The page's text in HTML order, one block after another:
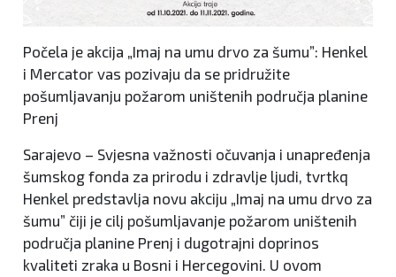
Počela je akcija „Imaj na umu drvo za šumu”: Henkel
i Mercator vas pozivaju da se pridružite
pošumljavanju požarom uništenih područja planine
Prenj
Sarajevo – Svjesna važnosti očuvanja i unapređenja
šumskog fonda za prirodu i zdravlje ljudi, tvrtkq
Henkel predstavlja novu akciju „Imaj na umu drvo za
šumu” čiji je cilj pošumljavanje požarom uništenih
područja planine Prenj i dugotrajni doprinos
kvaliteti zraka u Bosni i Hercegovini. U ovom